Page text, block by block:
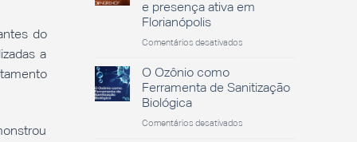
do
a
no
dos
e presença ativa em
Florianópolis
Comentários desativadosem
CONGREHOF
ozonioterapia
O Ozônio como
Ferramenta de Sanitização
Biológica
Comentários desativadosem